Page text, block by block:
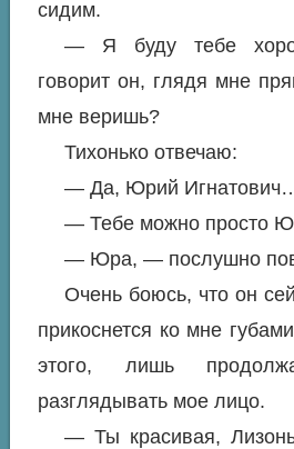
сидим.
— Я буду тебе
говорит он, глядя мне
мне веришь?
Тихонько отвечаю:
— Да, Юрий
— Тебе можно просто
— Юра, — послушно
Очень боюсь, что он
прикоснется ко мне
этого, лишь
разглядывать мое лицо.
— Ты красивая,